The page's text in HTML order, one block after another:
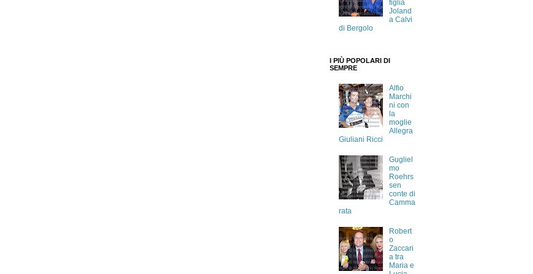
figlia
Joland
a Calvi
di Bergolo
I PIÙ POPOLARI DI
SEMPRE
Alfio
Marchi
ni con
la
moglie
Allegra
Giuliani Ricci
Gugliel
mo
Roehrs
sen
conte di
Camma
rata
Robert
o
Zaccari
a tra
Maria e